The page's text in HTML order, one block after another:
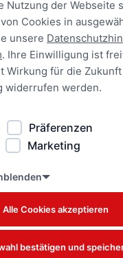
Nutzung der Webseite
Cookies in
unsere
. Ihre Einwilligung ist
Wirkung für die
widerrufen werden.
Präferenzen
Marketing
Alle Cookies akzeptieren
bestätigen und